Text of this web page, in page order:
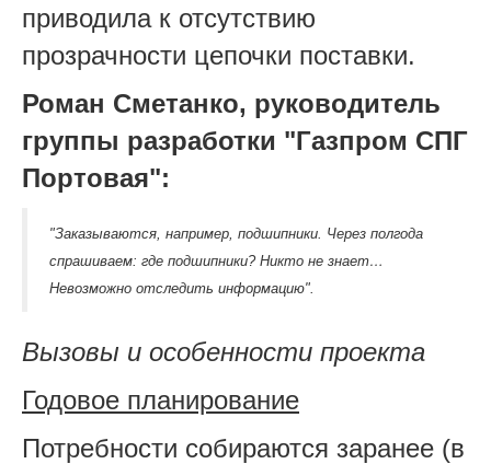
приводила к отсутствию
прозрачности цепочки поставки.
Роман Сметанко, руководитель
группы разработки "Газпром СПГ
Портовая":
"Заказываются, например, подшипники. Через полгода
спрашиваем: где подшипники? Никто не знает…
Невозможно отследить информацию".
Вызовы и особенности проекта
Годовое планирование
Потребности собираются заранее (в